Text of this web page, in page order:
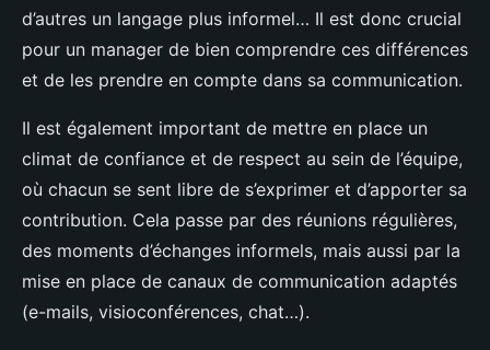
d’autres un langage plus informel… Il est donc crucial
pour un manager de bien comprendre ces différences
et de les prendre en compte dans sa communication.
Il est également important de mettre en place un
climat de confiance et de respect au sein de l’équipe,
où chacun se sent libre de s’exprimer et d’apporter sa
contribution. Cela passe par des réunions régulières,
des moments d’échanges informels, mais aussi par la
mise en place de canaux de communication adaptés
(e-mails, visioconférences, chat…).